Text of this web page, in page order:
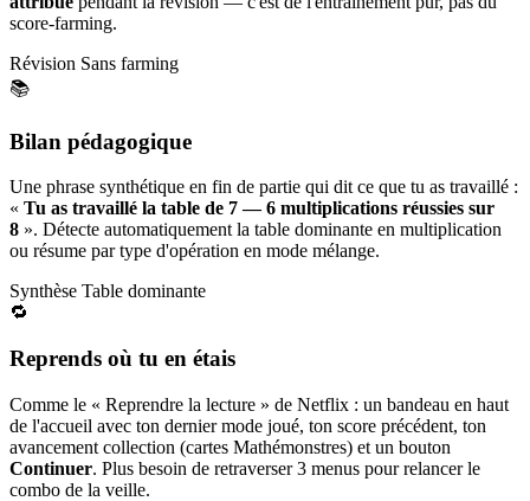
score-farming.
Révision Sans farming
📚
Bilan pédagogique
Une phrase synthétique en fin de partie qui dit ce que tu as travaillé :
« Tu as travaillé la table de 7 — 6 multiplications réussies sur
8 ». Détecte automatiquement la table dominante en multiplication
ou résume par type d'opération en mode mélange.
Synthèse Table dominante
🔁
Reprends où tu en étais
Comme le « Reprendre la lecture » de Netflix : un bandeau en haut
de l'accueil avec ton dernier mode joué, ton score précédent, ton
avancement collection (cartes Mathémonstres) et un bouton
Continuer. Plus besoin de retraverser 3 menus pour relancer le
combo de la veille.